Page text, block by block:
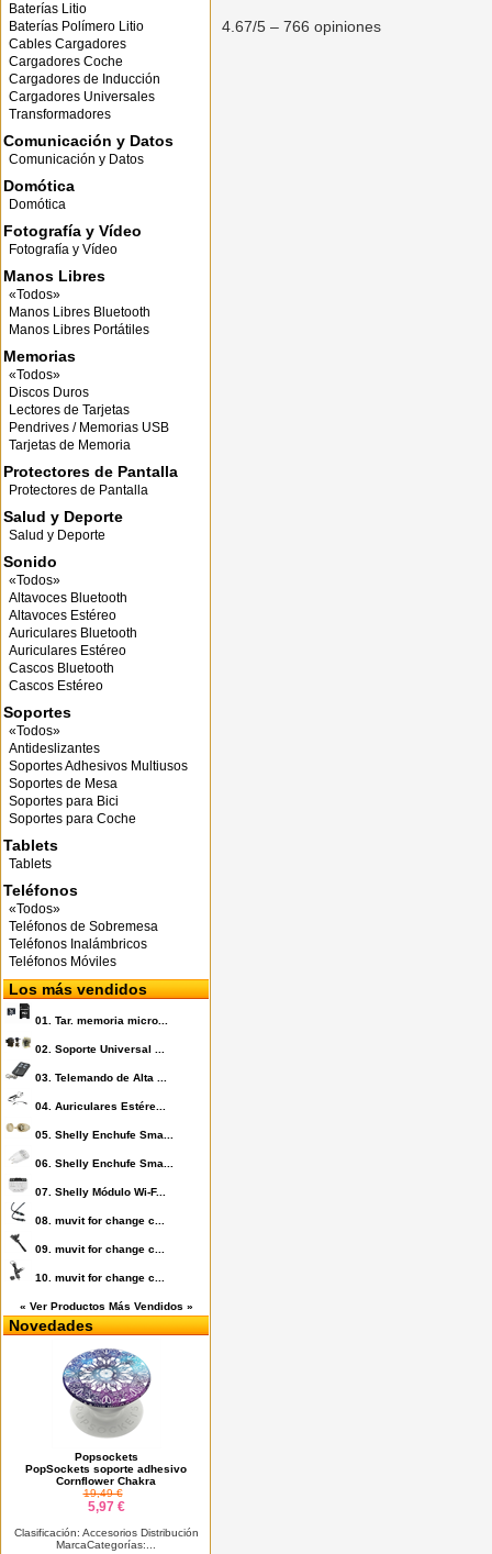
Baterías Litio
Baterías Polímero Litio
Cables Cargadores
Cargadores Coche
Cargadores de Inducción
Cargadores Universales
Transformadores
Comunicación y Datos
Comunicación y Datos
Domótica
Domótica
Fotografía y Vídeo
Fotografía y Vídeo
Manos Libres
«Todos»
Manos Libres Bluetooth
Manos Libres Portátiles
Memorias
«Todos»
Discos Duros
Lectores de Tarjetas
Pendrives / Memorias USB
Tarjetas de Memoria
Protectores de Pantalla
Protectores de Pantalla
Salud y Deporte
Salud y Deporte
Sonido
«Todos»
Altavoces Bluetooth
Altavoces Estéreo
Auriculares Bluetooth
Auriculares Estéreo
Cascos Bluetooth
Cascos Estéreo
Soportes
«Todos»
Antideslizantes
Soportes Adhesivos Multiusos
Soportes de Mesa
Soportes para Bici
Soportes para Coche
Tablets
Tablets
Teléfonos
«Todos»
Teléfonos de Sobremesa
Teléfonos Inalámbricos
Teléfonos Móviles
Los más vendidos
01. Tar. memoria micro...
02. Soporte Universal ...
03. Telemando de Alta ...
04. Auriculares Estére...
05. Shelly Enchufe Sma...
06. Shelly Enchufe Sma...
07. Shelly Módulo Wi-F...
08. muvit for change c...
09. muvit for change c...
10. muvit for change c...
« Ver Productos Más Vendidos »
Novedades
Popsockets
PopSockets soporte adhesivo
Cornflower Chakra
19,49 €
5,97 €
Clasificación: Accesorios Distribución
MarcaCategorías:...
4.67/5 – 766 opiniones